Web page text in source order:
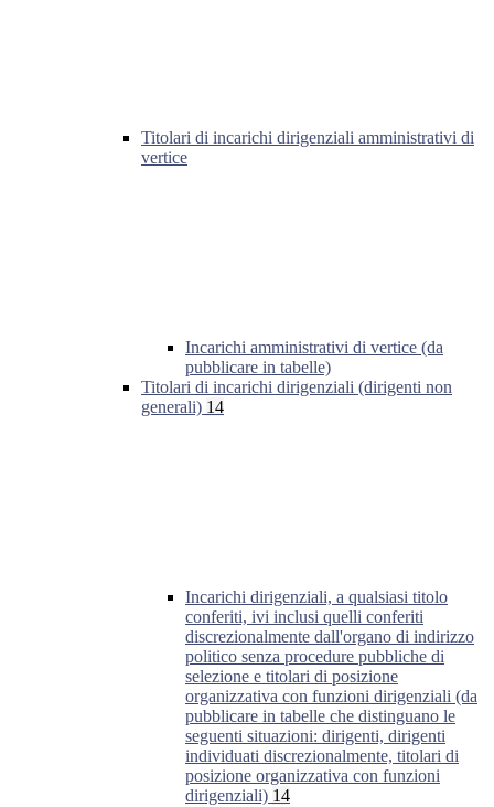
Titolari di incarichi dirigenziali amministrativi di
vertice
Incarichi amministrativi di vertice (da
pubblicare in tabelle)
Titolari di incarichi dirigenziali (dirigenti non
generali) 14
Incarichi dirigenziali, a qualsiasi titolo
conferiti, ivi inclusi quelli conferiti
discrezionalmente dall'organo di indirizzo
politico senza procedure pubbliche di
selezione e titolari di posizione
organizzativa con funzioni dirigenziali (da
pubblicare in tabelle che distinguano le
seguenti situazioni: dirigenti, dirigenti
individuati discrezionalmente, titolari di
posizione organizzativa con funzioni
dirigenziali) 14